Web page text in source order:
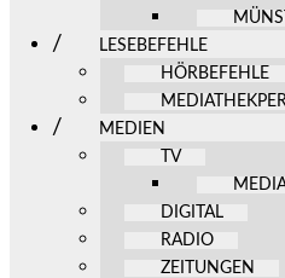
LESEBEFEHLE
HÖRBEFEHLE
MEDIEN
TV
DIGITAL
RADIO
ZEITUNGEN